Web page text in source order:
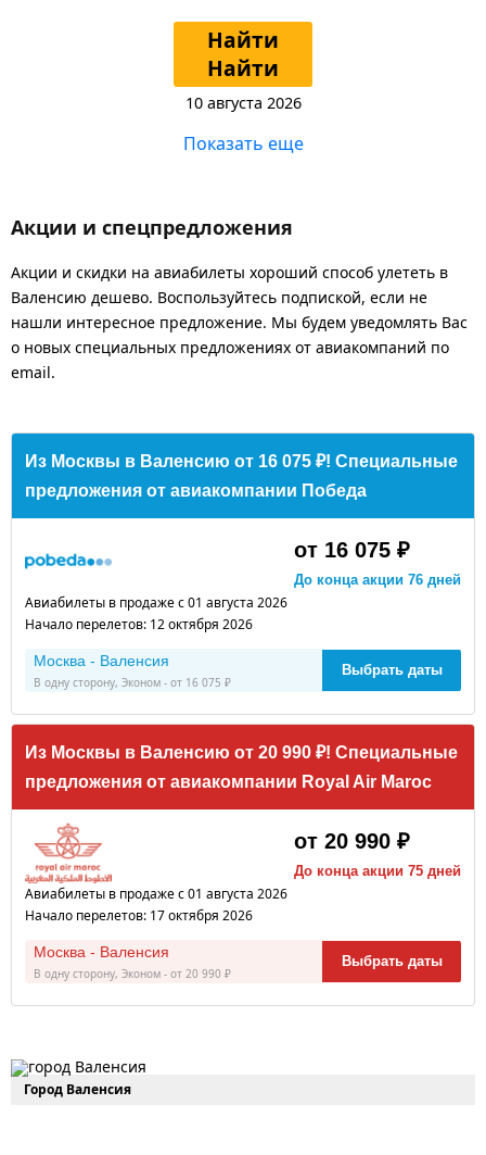
Найти
Найти
10 августа 2026
Показать еще
Акции и спецпредложения
Акции и скидки на авиабилеты хороший способ улететь в
Валенсию дешево. Воспользуйтесь подпиской, если не
нашли интересное предложение. Мы будем уведомлять Вас
о новых специальных предложениях от авиакомпаний по
email.
Из Москвы в Валенсию от 16 075 ₽! Специальные
предложения от авиакомпании Победа
от 16 075 ₽
До конца акции 76 дней
Авиабилеты в продаже с 01 августа 2026
Начало перелетов: 12 октября 2026
Москва - Валенсия
В одну сторону, Эконом - от 16 075 ₽
Выбрать даты
Из Москвы в Валенсию от 20 990 ₽! Специальные
предложения от авиакомпании Royal Air Maroc
от 20 990 ₽
До конца акции 75 дней
Авиабилеты в продаже с 01 августа 2026
Начало перелетов: 17 октября 2026
Москва - Валенсия
В одну сторону, Эконом - от 20 990 ₽
Выбрать даты
Город Валенсия